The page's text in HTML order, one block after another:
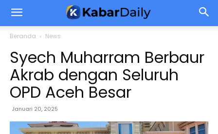
Beranda News
Syech Muharram Berbaur
Akrab dengan Seluruh
OPD Aceh Besar
Januari 20, 2025